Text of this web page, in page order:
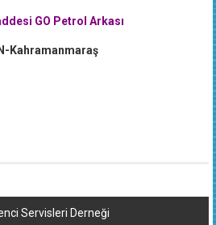
GO Petrol Arkası
Kahramanmaraş
Servisleri Derneği